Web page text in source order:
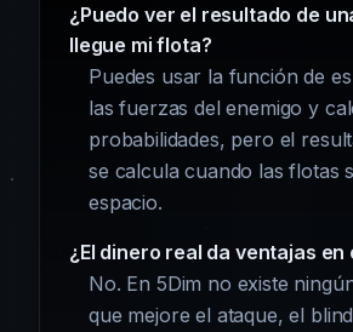
¿Puedo ver el resultado de
llegue mi flota?
Puedes usar la función de
las fuerzas del enemigo y
probabilidades, pero el
se calcula cuando las flotas
espacio.
¿El dinero real da ventajas en
No. En 5Dim no existe
que mejore el ataque, el